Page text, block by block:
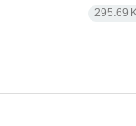
295.69